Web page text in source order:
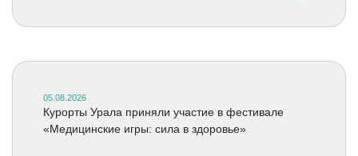
05.08.2026
Курорты Урала приняли участие в фестивале
«Медицинские игры: сила в здоровье»